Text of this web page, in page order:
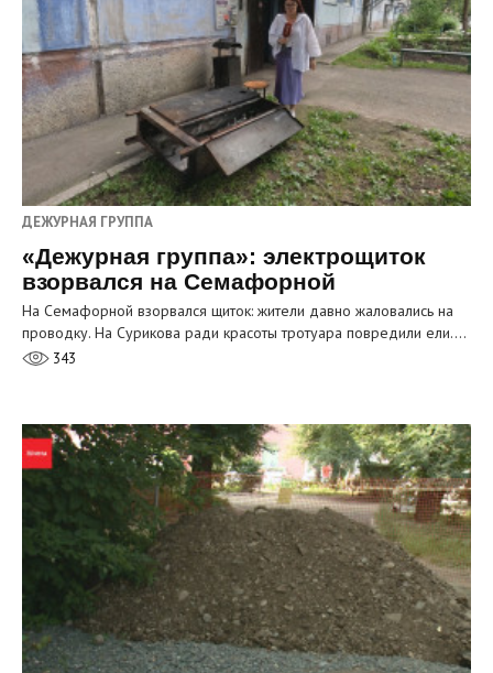
ДЕЖУРНАЯ ГРУППА
«Дежурная группа»: электрощиток
взорвался на Семафорной
На Семафорной взорвался щиток: жители давно жаловались на
проводку. На Сурикова ради красоты тротуара повредили ели.…
343